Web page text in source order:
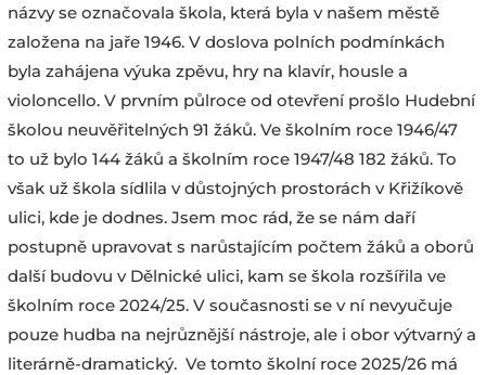
názvy se označovala škola, která byla v našem městě
založena na jaře 1946. V doslova polních podmínkách
byla zahájena výuka zpěvu, hry na klavír, housle a
violoncello. V prvním půlroce od otevření prošlo Hudební
školou neuvěřitelných 91 žáků. Ve školním roce 1946/47
to už bylo 144 žáků a školním roce 1947/48 182 žáků. To
však už škola sídlila v důstojných prostorách v Křižíkově
ulici, kde je dodnes. Jsem moc rád, že se nám daří
postupně upravovat s narůstajícím počtem žáků a oborů
další budovu v Dělnické ulici, kam se škola rozšířila ve
školním roce 2024/25. V současnosti se v ní nevyučuje
pouze hudba na nejrůznější nástroje, ale i obor výtvarný a
literárně-dramatický. Ve tomto školní roce 2025/26 má